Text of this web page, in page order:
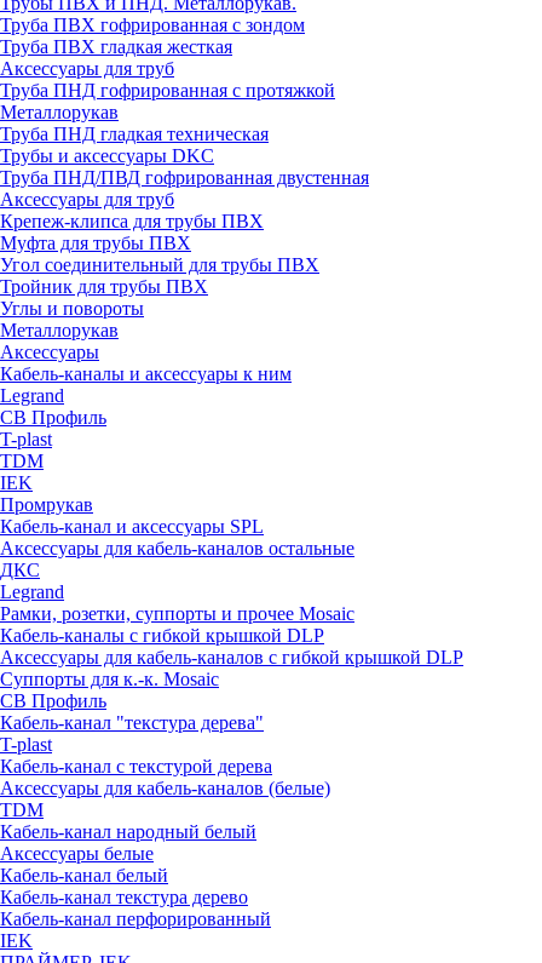
Труба ПВХ гофрированная с зондом
Труба ПВХ гладкая жесткая
Аксессуары для труб
Труба ПНД гофрированная с протяжкой
Металлорукав
Труба ПНД гладкая техническая
Трубы и аксессуары DKC
Труба ПНД/ПВД гофрированная двустенная
Аксессуары для труб
Крепеж-клипса для трубы ПВХ
Муфта для трубы ПВХ
Угол соединительный для трубы ПВХ
Тройник для трубы ПВХ
Углы и повороты
Металлорукав
Аксессуары
Кабель-каналы и аксессуары к ним
Legrand
СВ Профиль
T-plast
TDM
IEK
Промрукав
Кабель-канал и аксессуары SPL
Аксессуары для кабель-каналов остальные
ДКС
Legrand
Рамки, розетки, суппорты и прочее Mosaic
Кабель-каналы с гибкой крышкой DLP
Аксессуары для кабель-каналов с гибкой крышкой DLP
Суппорты для к.-к. Mosaic
СВ Профиль
Кабель-канал "текстура дерева"
T-plast
Кабель-канал с текстурой дерева
Аксессуары для кабель-каналов (белые)
TDM
Кабель-канал народный белый
Аксессуары белые
Кабель-канал белый
Кабель-канал текстура дерево
Кабель-канал перфорированный
IEK